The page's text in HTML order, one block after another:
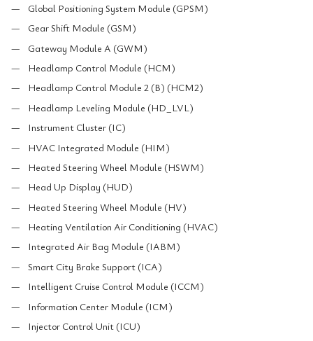
Global Positioning System Module (GPSM)
Gear Shift Module (GSM)
Gateway Module A (GWM)
Headlamp Control Module (HCM)
Headlamp Control Module 2 (B) (HCM2)
Headlamp Leveling Module (HD_LVL)
Instrument Cluster (IC)
HVAC Integrated Module (HIM)
Heated Steering Wheel Module (HSWM)
Head Up Display (HUD)
Heated Steering Wheel Module (HV)
Heating Ventilation Air Conditioning (HVAC)
Integrated Air Bag Module (IABM)
Smart City Brake Support (ICA)
Intelligent Cruise Control Module (ICCM)
Information Center Module (ICM)
Injector Control Unit (ICU)